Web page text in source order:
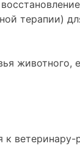
терапии)
животного,
ветеринару-